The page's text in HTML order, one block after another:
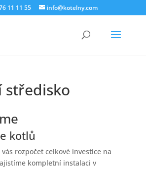
11 11 55 info@kotelny.com
středisko
kotlů
rozpočet celkové investice na
kompletní instalaci v